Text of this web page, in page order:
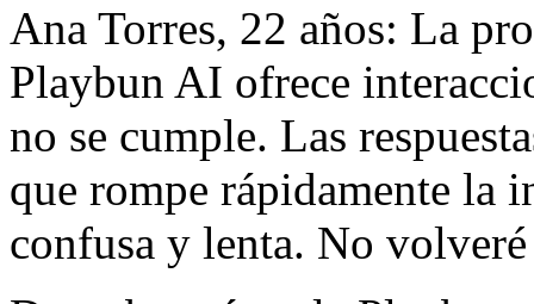
Ana Torres, 22 años: La
Playbun AI ofrece
no se cumple. Las
que rompe rápidamente la
confusa y lenta. No